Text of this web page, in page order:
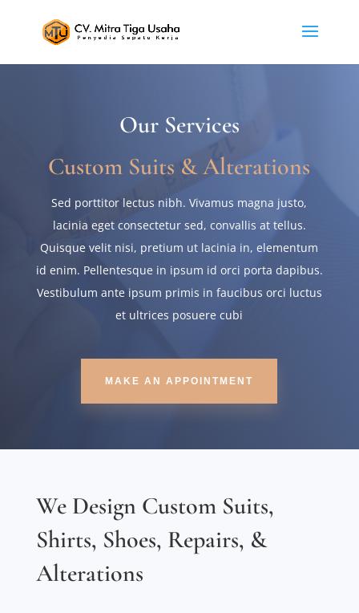
Our Services
Custom Suits & Alterations
Sed porttitor lectus nibh. Vivamus magna justo,
lacinia eget consectetur sed, convallis at tellus.
Quisque velit nisi, pretium ut lacinia in, elementum
id enim. Pellentesque in ipsum id orci porta dapibus.
Vestibulum ante ipsum primis in faucibus orci luctus
et ultrices posuere cubi
MAKE AN APPOINTMENT
We Design Custom Suits,
Shirts, Shoes, Repairs, &
Alterations